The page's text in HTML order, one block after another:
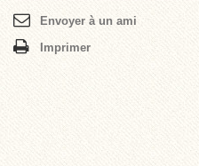
Envoyer à un ami
Imprimer